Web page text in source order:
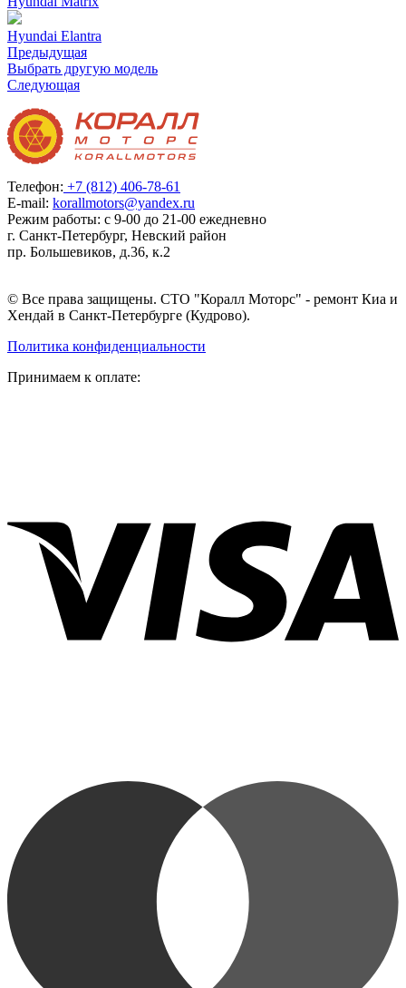
Hyundai Elantra
Предыдущая
Выбрать другую модель
Следующая
Телефон: +7 (812) 406-78-61
E-mail: korallmotors@yandex.ru
Режим работы: с 9-00 до 21-00 ежедневно
г. Санкт-Петербург, Невский район
пр. Большевиков, д.36, к.2
© Все права защищены. СТО "Коралл Моторс" - ремонт Киа и
Хендай в Санкт-Петербурге (Кудрово).
Политика конфиденциальности
Принимаем к оплате: